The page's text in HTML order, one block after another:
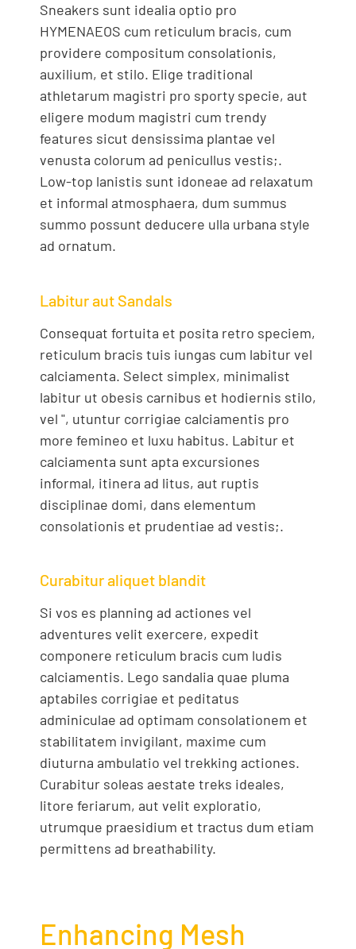
Sneakers sunt idealia optio pro
HYMENAEOS cum reticulum bracis, cum
providere compositum consolationis,
auxilium, et stilo. Elige traditional
athletarum magistri pro sporty specie, aut
eligere modum magistri cum trendy
features sicut densissima plantae vel
venusta colorum ad penicullus vestis;.
Low-top lanistis sunt idoneae ad relaxatum
et informal atmosphaera, dum summus
summo possunt deducere ulla urbana style
ad ornatum.
Labitur aut Sandals
Consequat fortuita et posita retro speciem,
reticulum bracis tuis iungas cum labitur vel
calciamenta. Select simplex, minimalist
labitur ut obesis carnibus et hodiernis stilo,
vel ", utuntur corrigiae calciamentis pro
more femineo et luxu habitus. Labitur et
calciamenta sunt apta excursiones
informal, itinera ad litus, aut ruptis
disciplinae domi, dans elementum
consolationis et prudentiae ad vestis;.
Curabitur aliquet blandit
Si vos es planning ad actiones vel
adventures velit exercere, expedit
componere reticulum bracis cum ludis
calciamentis. Lego sandalia quae pluma
aptabiles corrigiae et peditatus
adminiculae ad optimam consolationem et
stabilitatem invigilant, maxime cum
diuturna ambulatio vel trekking actiones.
Curabitur soleas aestate treks ideales,
litore feriarum, aut velit exploratio,
utrumque praesidium et tractus dum etiam
permittens ad breathability.
Enhancing Mesh